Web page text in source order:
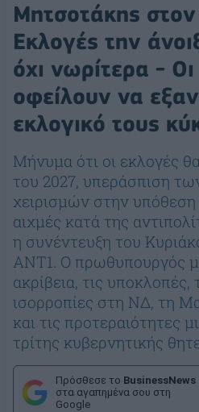
Μητσοτάκης
Εκλογές την
όχι νωρίτερα -
οφείλουν να
εκλογικό τους
Μήνυμα ότι οι εκλογές
του 2027, υπεράσπιση
χειρισμών στην
αιχμές κατά της
η συνέντευξη του
ΑΝΤ1. Ο πρωθυπουργός
ακρίβεια, τις
ισορροπίες στη ΝΔ, τη
και τις προτεραιότητες
τρίτης κυβερνητικής
Πρόσθεσε το BusinessNews
στα αγαπημένα σου στη
Google